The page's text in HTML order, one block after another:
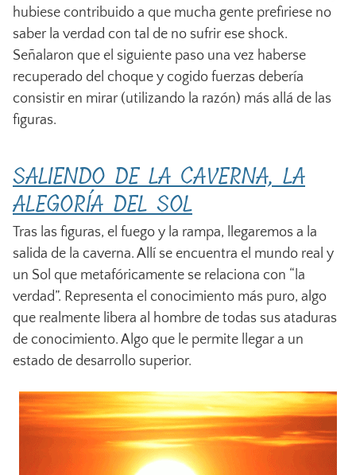
hubiese contribuido a que mucha gente prefiriese no
saber la verdad con tal de no sufrir ese shock.
Señalaron que el siguiente paso una vez haberse
recuperado del choque y cogido fuerzas debería
consistir en mirar (utilizando la razón) más allá de las
figuras.
SALIENDO DE LA CAVERNA, LA
ALEGORÍA DEL SOL
Tras las figuras, el fuego y la rampa, llegaremos a la
salida de la caverna. Allí se encuentra el mundo real y
un Sol que metafóricamente se relaciona con “la
verdad”. Representa el conocimiento más puro, algo
que realmente libera al hombre de todas sus ataduras
de conocimiento. Algo que le permite llegar a un
estado de desarrollo superior.